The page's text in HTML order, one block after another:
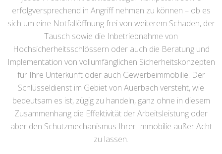
erfolgversprechend in Angriff nehmen zu können – ob es
sich um eine Notfallöffnung frei von weiterem Schaden, der
Tausch sowie die Inbetriebnahme von
Hochsicherheitsschlössern oder auch die Beratung und
Implementation von vollumfänglichen Sicherheitskonzepten
für Ihre Unterkunft oder auch Gewerbeimmobilie. Der
Schlüsseldienst im Gebiet von Auerbach versteht, wie
bedeutsam es ist, zügig zu handeln, ganz ohne in diesem
Zusammenhang die Effektivität der Arbeitsleistung oder
aber den Schutzmechanismus Ihrer Immobilie außer Acht
zu lassen.